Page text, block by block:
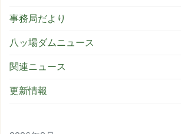
事務局だより
八ッ場ダムニュース
関連ニュース
更新情報